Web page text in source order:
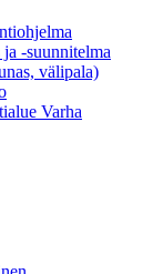
-suunnitelma
välipala)
Varha